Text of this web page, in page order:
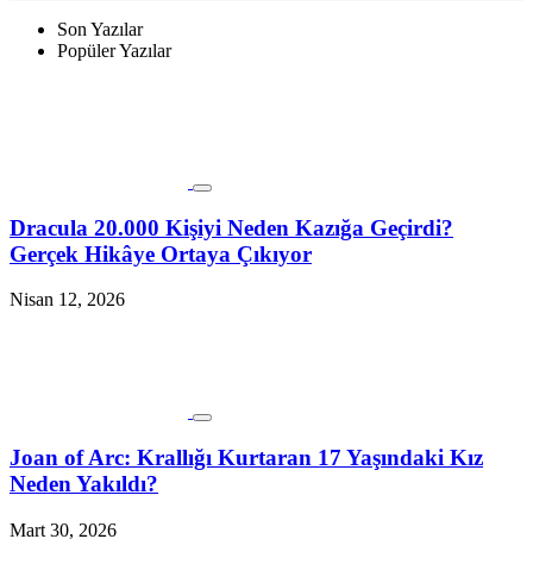
Son Yazılar
Popüler Yazılar
Dracula 20.000 Kişiyi Neden Kazığa Geçirdi?
Gerçek Hikâye Ortaya Çıkıyor
Nisan 12, 2026
Joan of Arc: Krallığı Kurtaran 17 Yaşındaki Kız
Neden Yakıldı?
Mart 30, 2026